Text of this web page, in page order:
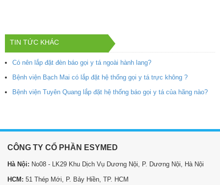
TIN TỨC KHÁC
Có nên lắp đặt đèn báo gọi y tá ngoài hành lang?
Bệnh viện Bạch Mai có lắp đặt hệ thống gọi y tá trực không ?
Bệnh viện Tuyên Quang lắp đặt hệ thống báo gọi y tá của hãng nào?
CÔNG TY CỔ PHẦN ESYMED
Hà Nội: No08 - LK29 Khu Dịch Vụ Dương Nội, P. Dương Nội, Hà Nội
HCM: 51 Thép Mới, P. Bảy Hiền, TP. HCM